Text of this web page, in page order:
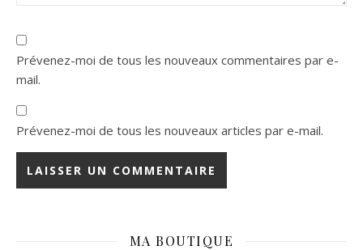
Prévenez-moi de tous les nouveaux commentaires par e-
mail.
Prévenez-moi de tous les nouveaux articles par e-mail.
MA BOUTIQUE